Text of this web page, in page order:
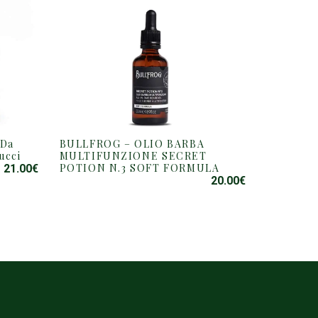
21.00€
BULLFROG – OLIO BARBA
MULTIFUNZIONE SECRET
POTION N.3 SOFT FORMULA
20.00€